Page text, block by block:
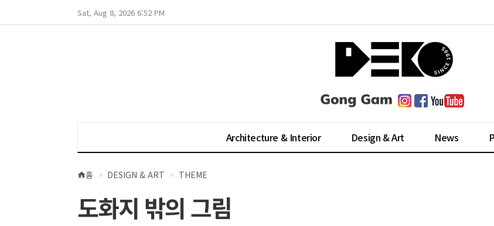
Sat, Aug 8, 2026 6:52 PM
Architecture & Interior Design & Art News
현
위
치
홈 DESIGN & ART THEME
도화지 밖의 그림